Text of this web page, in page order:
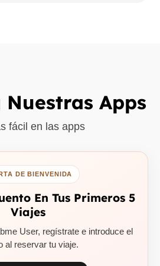
Nuestras Apps
fácil en las apps
DE BIENVENIDA
En Tus Primeros 5
Viajes
User, regístrate e introduce el
al reservar tu viaje.